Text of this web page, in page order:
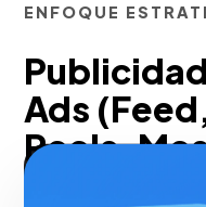
ENFOQUE
Ads
Reels,